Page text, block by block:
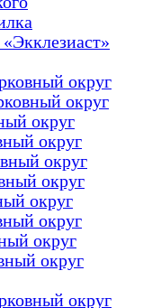
округ
округ
округ
округ
округ
округ
округ
округ
округ
округ
округ